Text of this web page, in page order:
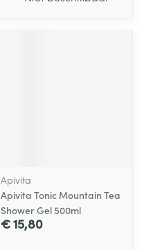
Apivita
Apivita Tonic Mountain Tea
Shower Gel 500ml
€ 15,80